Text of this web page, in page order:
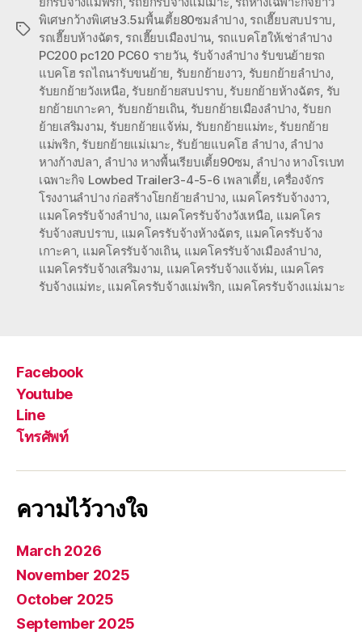
Tags
พิเศษกว้างพิเศษ3.5มพื้นเตี้ย80ซมลำปาง, รถเฮี๊ยบสบปราบ,
รถเฮี๊ยบห้างฉัตร, รถเฮี๊ยบเมืองปาน, รถแบคโฮให้เช่าลำปาง
PC200 pc120 PC60 รายวัน, รับจ้างลำปาง รับขนย้ายรถ
แบคโฮ รถไถนารับขนย้าย, รับยกย้ายงาว, รับยกย้ายลำปาง,
รับยกย้ายวังเหนือ, รับยกย้ายสบปราบ, รับยกย้ายห้างฉัตร, รับ
ยกย้ายเกาะคา, รับยกย้ายเถิน, รับยกย้ายเมืองลำปาง, รับยก
ย้ายเสริมงาม, รับยกย้ายแจ้ห่ม, รับยกย้ายแม่ทะ, รับยกย้าย
แม่พริก, รับยกย้ายแม่เมาะ, รับย้ายแบคโฮ ลำปาง, ลำปาง
หางก้างปลา, ลำปาง หางพื้นเรียบเตี้ย90ซม, ลำปาง หางโรเบท
เฉพาะกิจ Lowbed Trailer3-4-5-6 เพลาเตี้ย, เครื่องจักร
โรงงานลำปาง ก่อสร้างโยกย้ายลำปาง, แมคโครรับจ้างงาว,
แมคโครรับจ้างลำปาง, แมคโครรับจ้างวังเหนือ, แมคโคร
รับจ้างสบปราบ, แมคโครรับจ้างห้างฉัตร, แมคโครรับจ้าง
เกาะคา, แมคโครรับจ้างเถิน, แมคโครรับจ้างเมืองลำปาง,
แมคโครรับจ้างเสริมงาม, แมคโครรับจ้างแจ้ห่ม, แมคโคร
รับจ้างแม่ทะ, แมคโครรับจ้างแม่พริก, แมคโครรับจ้างแม่เมาะ
Facebook
Youtube
Line
โทรศัพท์
ความไว้วางใจ
March 2026
November 2025
October 2025
September 2025